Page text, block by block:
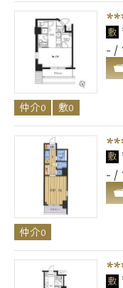
敷
- /
仲介0 敷0
敷
- /
仲介0
敷
メールでお問